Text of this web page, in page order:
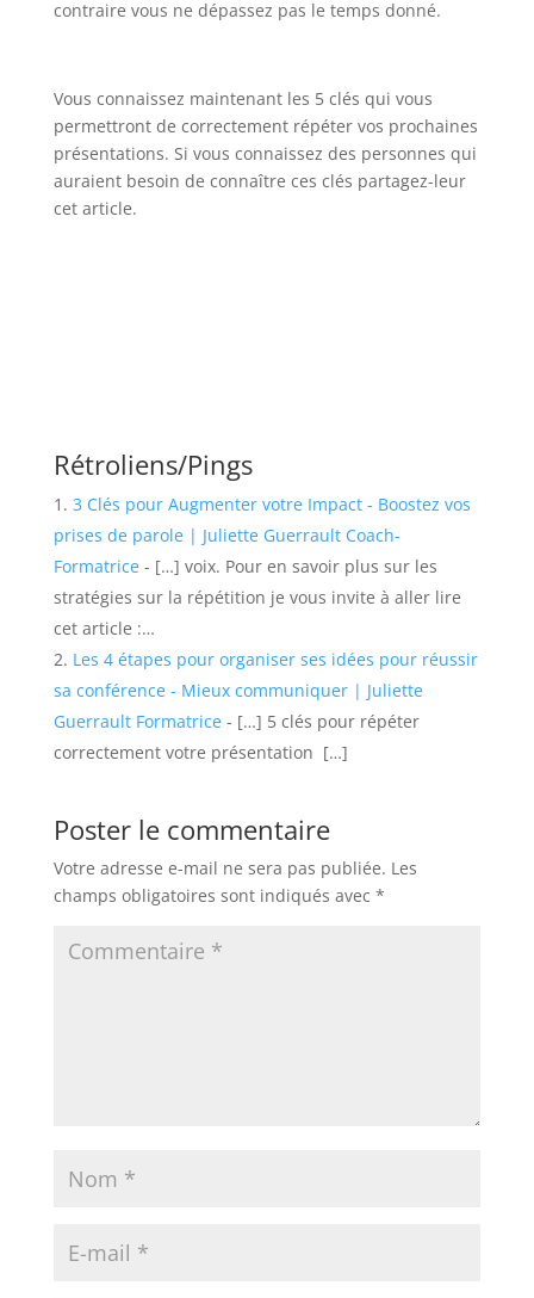
contraire vous ne dépassez pas le temps donné.
Vous connaissez maintenant les 5 clés qui vous
permettront de correctement répéter vos prochaines
présentations. Si vous connaissez des personnes qui
auraient besoin de connaître ces clés partagez-leur
cet article.
Rétroliens/Pings
3 Clés pour Augmenter votre Impact - Boostez vos
prises de parole | Juliette Guerrault Coach-
Formatrice- […] voix. Pour en savoir plus sur les
stratégies sur la répétition je vous invite à aller lire
cet article :…
Les 4 étapes pour organiser ses idées pour réussir
sa conférence - Mieux communiquer | Juliette
Guerrault Formatrice- […] 5 clés pour répéter
correctement votre présentation […]
Poster le commentaire
Votre adresse e-mail ne sera pas publiée. Les
champs obligatoires sont indiqués avec *